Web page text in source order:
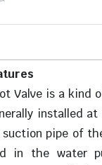
Valve is a kind
installed
pipe of
in the water